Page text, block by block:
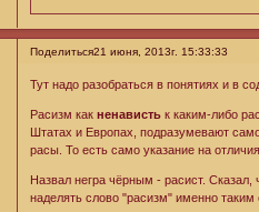
Поделиться21 июня, 2013г. 15:33:33
Тут надо разобраться в понятиях и в
Расизм какненависть к каким-либо
Штатах и Европах, подразумевают
расы. То есть само указание на
Назвал негра чёрным - расист. Сказал,
наделять слово "расизм" именно